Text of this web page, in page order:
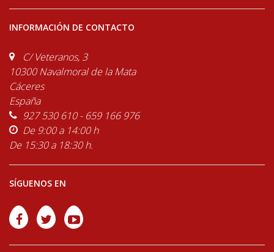
INFORMACIÓN DE CONTACTO
C/ Veteranos, 3
10300 Navalmoral de la Mata
Cáceres
España
927 530 610 - 659 166 976
De 9:00 a 14:00 h
De 15:30 a 18:30 h.
SÍGUENOS EN